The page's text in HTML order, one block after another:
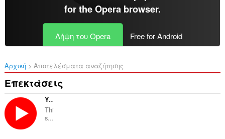
for theOpera browser.
Λήψη του Opera Free for Android
Αρχική Αποτελέσματα αναζήτησης
Επεκτάσεις
YouTube Control
Thi
s...